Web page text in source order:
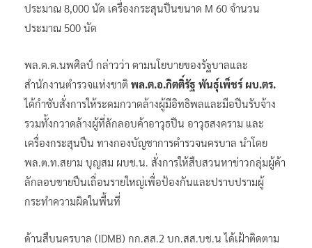
ประมาณ 8,000 นัด เครื่องกระสุนปืนขนาด M 60 จำนวน
ประมาณ 500 นัด
พล.ต.ต.นพศิลป์ กล่าวว่า ตามนโยบายของรัฐบาลและ
สำนักงานตำรวจแห่งชาติ พล.ต.อ.กิตติ์รัฐ พันธุ์เพ็ชร์ ผบ.ตร.
ได้กำชับสั่งการให้ระดมกวาดล้างผู้มีอิทธิพลและมือปืนรับจ้าง
รวมทั้งกวาดล้างผู้ที่ลักลอบค้าอาวุธปืน อาวุธสงคราม และ
เครื่องกระสุนปืน ทางกองบัญชาการตำรวจนครบาล นำโดย
พล.ต.ท.สยาม บุญสม ผบช.น. สั่งการให้สืบสวนหาข่าวกลุ่มผู้ค้า
ลักลอบขายปืนเถื่อนรายใหญ่เพื่อป้องกันและปราบปรามผู้
กระทำความผิดในพื้นที่
ด้านสืบนครบาล (IDMB) กก.สส.2 บก.สส.บช.น ได้เฝ้าติดตาม